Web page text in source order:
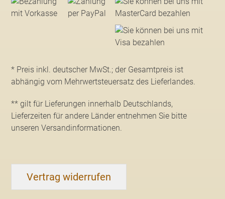
* Preis inkl. deutscher MwSt.; der Gesamtpreis ist
abhängig vom Mehrwertsteuersatz des Lieferlandes.
** gilt für Lieferungen innerhalb Deutschlands,
Lieferzeiten für andere Länder entnehmen Sie bitte
unseren Versandinformationen.
Vertrag widerrufen